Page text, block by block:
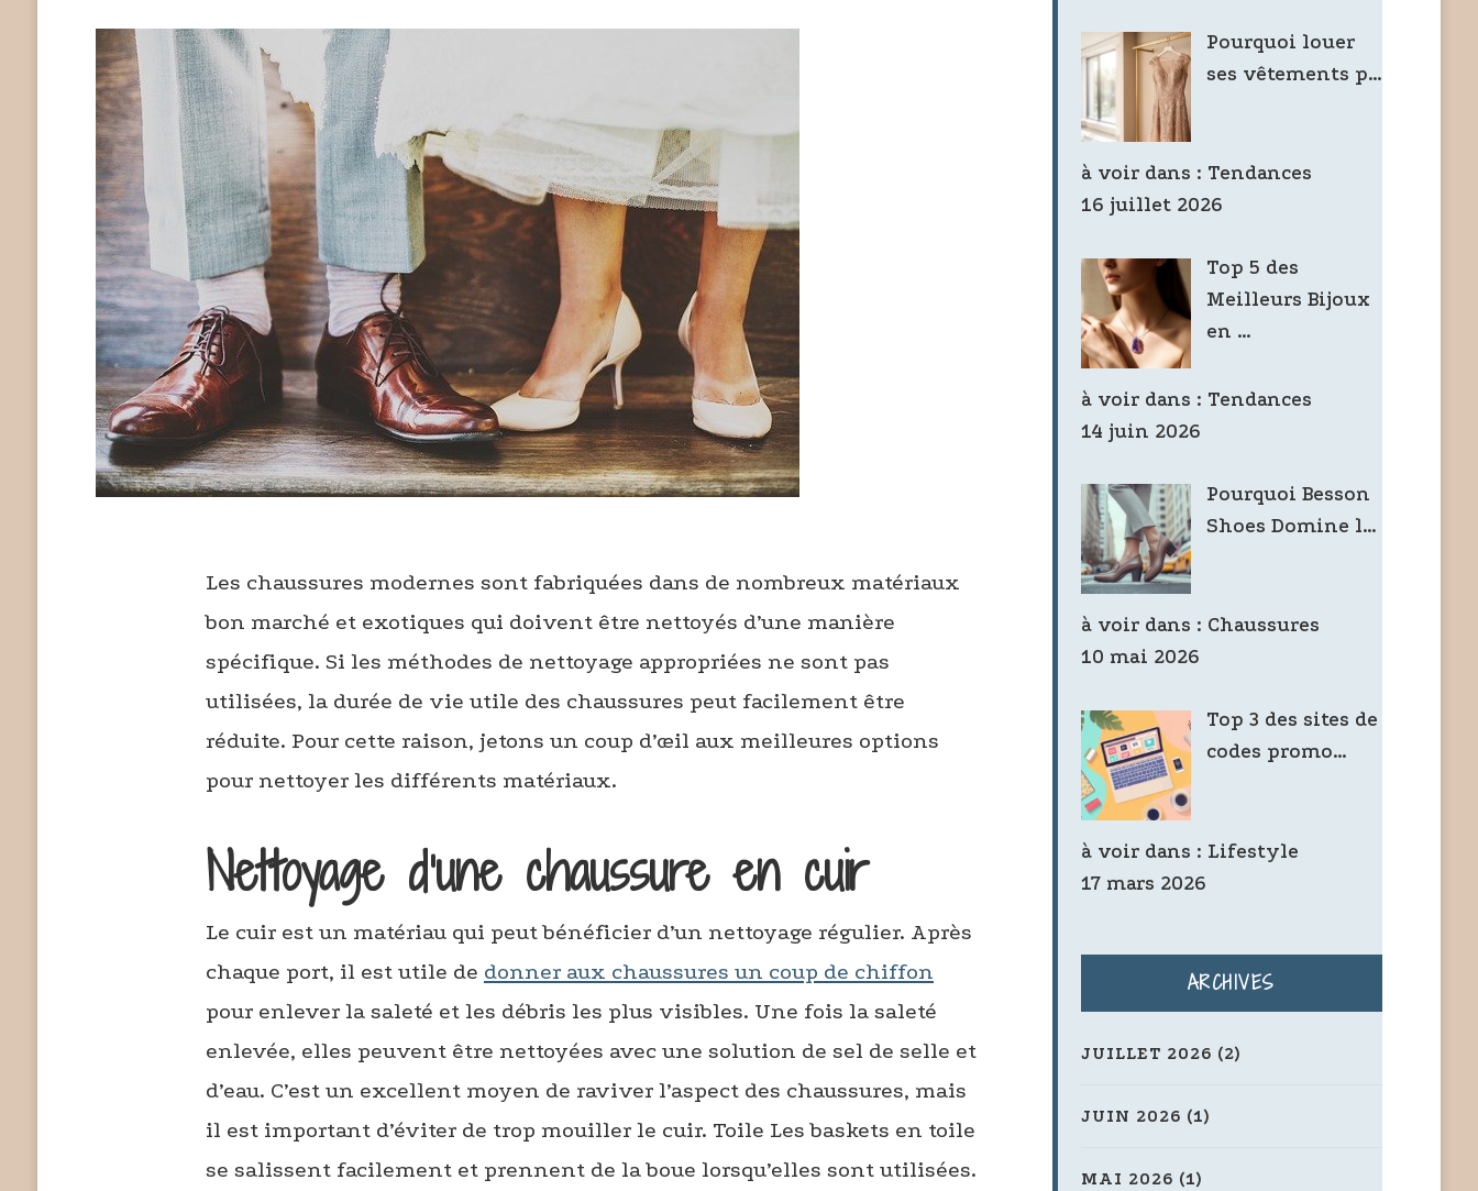
Les chaussures modernes sont fabriquées dans de nombreux matériaux
bon marché et exotiques qui doivent être nettoyés d’une manière
spécifique. Si les méthodes de nettoyage appropriées ne sont pas
utilisées, la durée de vie utile des chaussures peut facilement être
réduite. Pour cette raison, jetons un coup d’œil aux meilleures options
pour nettoyer les différents matériaux.
Nettoyage d’une chaussure en cuir
Le cuir est un matériau qui peut bénéficier d’un nettoyage régulier. Après
chaque port, il est utile de donner aux chaussures un coup de chiffon
pour enlever la saleté et les débris les plus visibles. Une fois la saleté
enlevée, elles peuvent être nettoyées avec une solution de sel de selle et
d’eau. C’est un excellent moyen de raviver l’aspect des chaussures, mais
il est important d’éviter de trop mouiller le cuir. Toile Les baskets en toile
se salissent facilement et prennent de la boue lorsqu’elles sont utilisées.
Pourquoi louer
ses vêtements p…
à voir dans : Tendances
16 juillet 2026
Top 5 des
Meilleurs Bijoux
en …
à voir dans : Tendances
14 juin 2026
Pourquoi Besson
Shoes Domine l…
à voir dans : Chaussures
10 mai 2026
Top 3 des sites de
codes promo…
à voir dans : Lifestyle
17 mars 2026
ARCHIVES
JUILLET 2026 (2)
JUIN 2026 (1)
MAI 2026 (1)